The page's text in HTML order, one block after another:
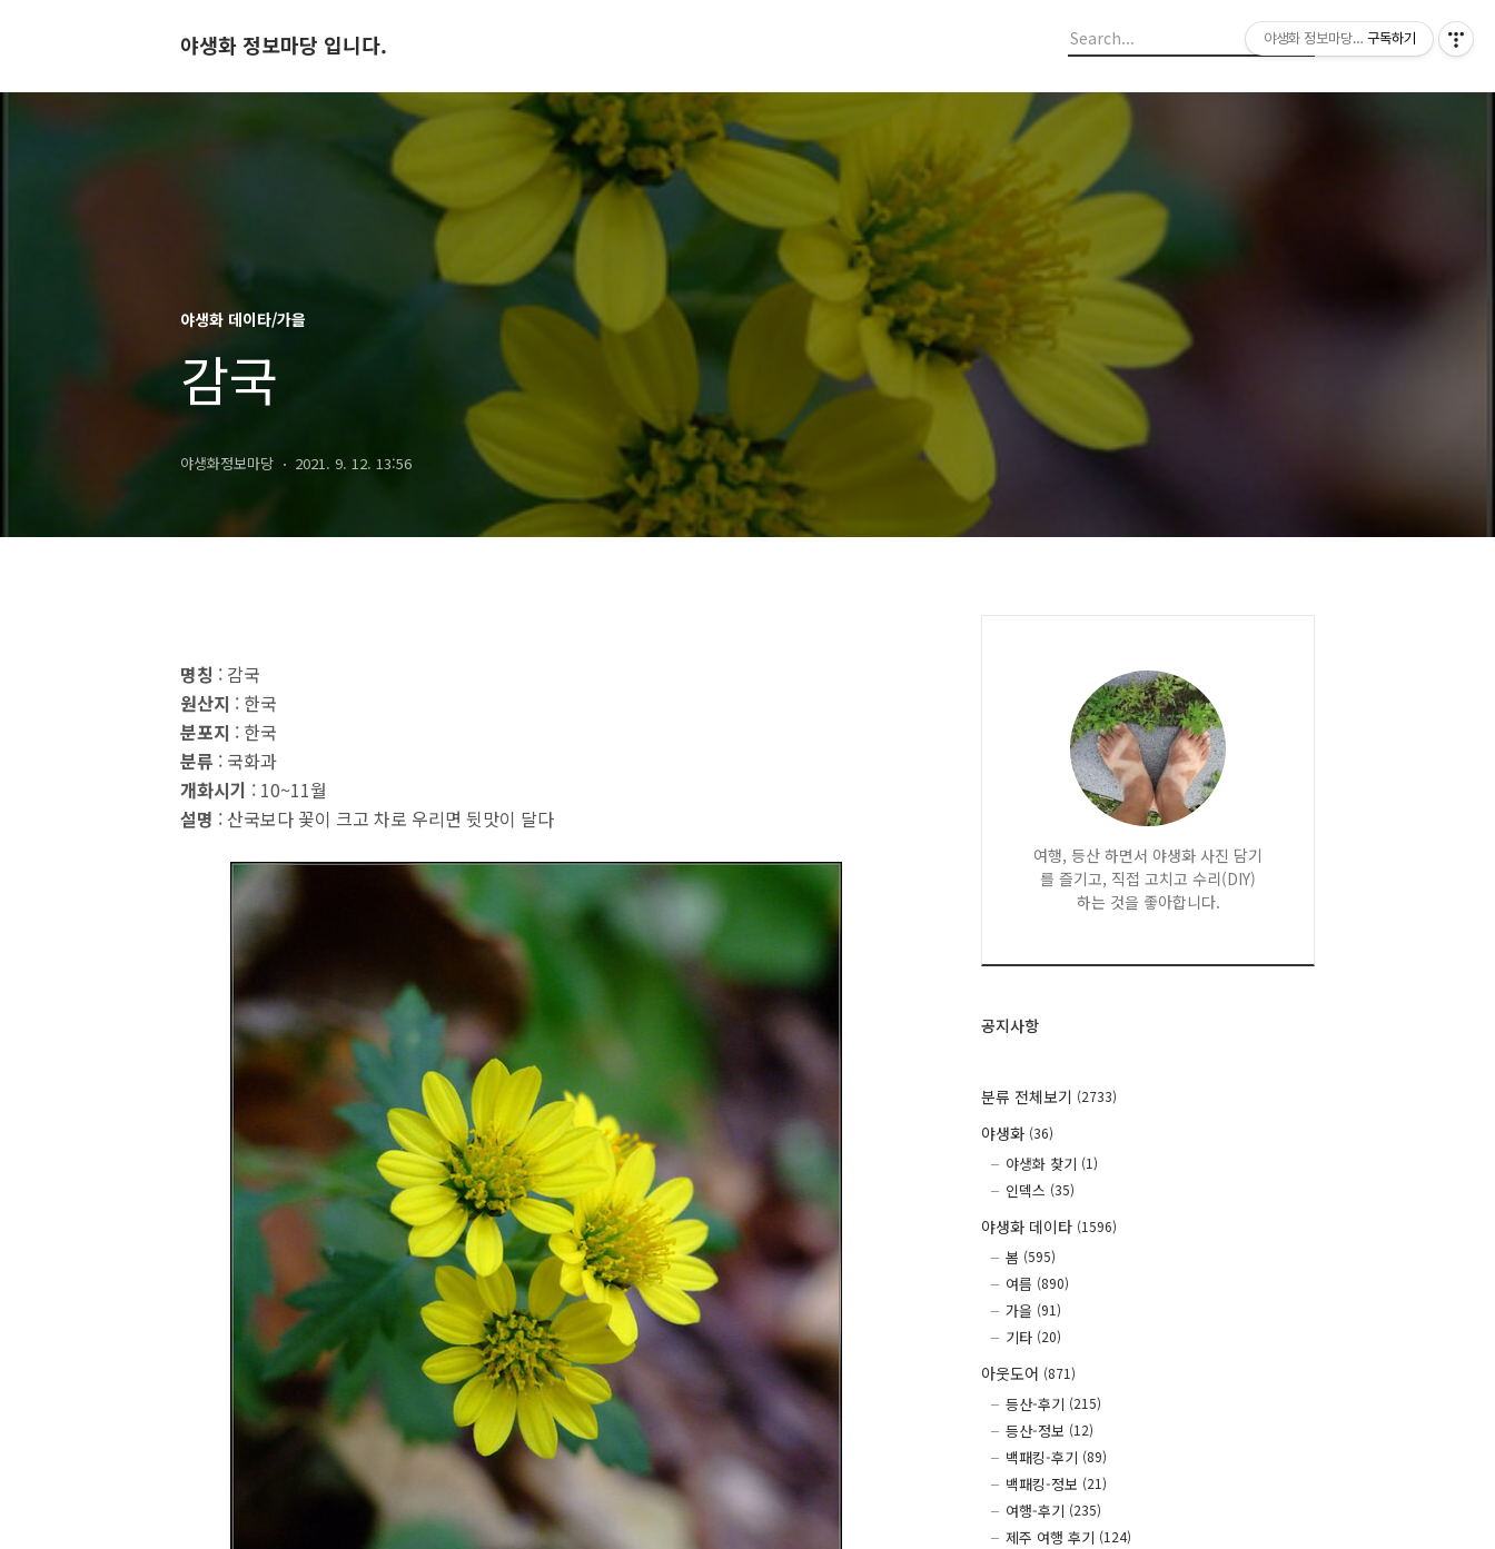
야생화 정보마당 입니다.
야생화 데이타/가을
감국
야생화정보마당 2021. 9. 12. 13:56
명칭 : 감국
원산지 : 한국
분포지 : 한국
분류 : 국화과
개화시기 : 10~11월
설명 : 산국보다 꽃이 크고 차로 우리면 뒷맛이 달다
여행, 등산 하면서 야생화 사진 담기
를 즐기고, 직접 고치고 수리(DIY)
하는 것을 좋아합니다.
공지사항
분류 전체보기 (2733)
야생화 (36)
야생화 찾기 (1)
인덱스 (35)
야생화 데이타 (1596)
봄 (595)
여름 (890)
가을 (91)
기타 (20)
아웃도어 (871)
등산-후기 (215)
등산-정보 (12)
백패킹-후기 (89)
백패킹-정보 (21)
여행-후기 (235)
제주 여행 후기 (124)
야생화 정보마당 입니다.
구독하기